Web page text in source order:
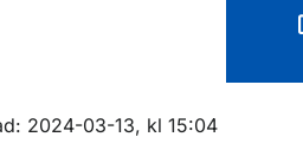
2024-03-13, kl 15:04